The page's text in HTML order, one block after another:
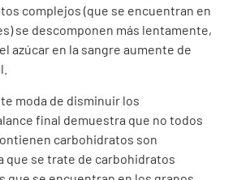
complejos (que se encuentran en
se descomponen más lentamente,
azúcar en la sangre aumente de
moda de disminuir los
final demuestra que no todos
carbohidratos son
que se trate de carbohidratos